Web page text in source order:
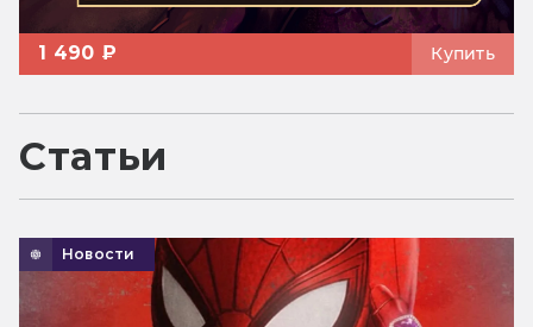
1 490 ₽ Купить
Статьи
Новости